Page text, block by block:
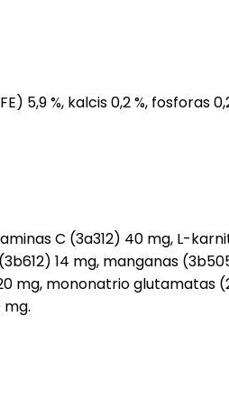
5,9 %, kalcis 0,2 %, fosforas
C (3a312) 40 mg, L-
14 mg, manganas
mg, mononatrio glutamatas
mg.